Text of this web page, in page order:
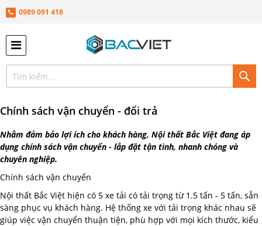
0989 091 418
Chính sách vận chuyển - đổi trả
Nhằm đảm bảo lợi ích cho khách hàng, Nội thất Bắc Việt đang áp
dụng chính sách vận chuyển - lắp đặt tận tình, nhanh chóng và
chuyên nghiệp.
Chính sách vận chuyển
Nội thất Bắc Việt hiện có 5 xe tải có tải trọng từ 1.5 tấn - 5 tấn, sẵn
sàng phục vụ khách hàng. Hệ thống xe với tải trọng khác nhau sẽ
giúp việc vận chuyển thuận tiện, phù hợp với mọi kích thước, kiểu